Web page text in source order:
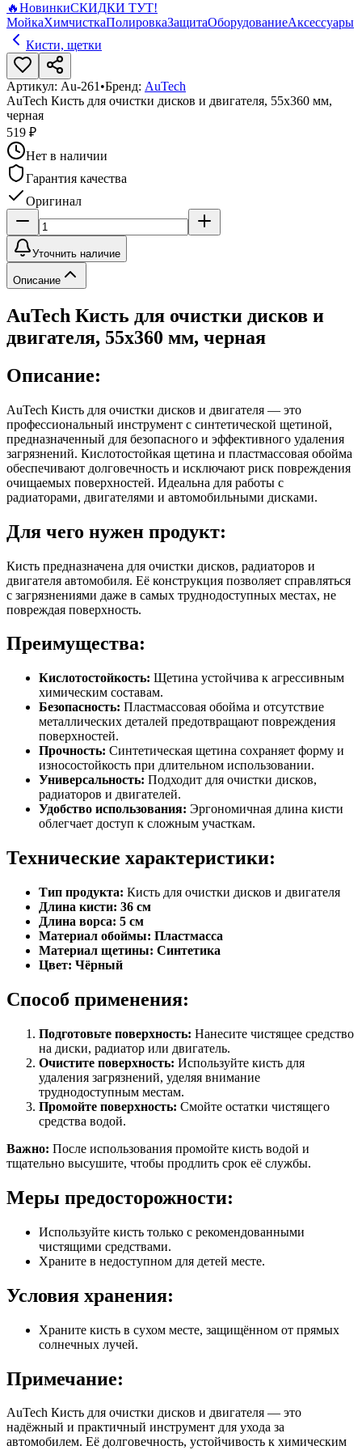
🔥НовинкиСКИДКИ ТУТ!
МойкаХимчисткаПолировкаЗащитаОборудованиеАксессуары
Кисти, щетки
Артикул: Au-261 •Бренд: AuTech
AuTech Кисть для очистки дисков и двигателя, 55x360 мм,
черная
519 ₽
Нет в наличии
Гарантия качества
Оригинал
Уточнить наличие
Описание
AuTech Кисть для очистки дисков и
двигателя, 55x360 мм, черная
Описание:
AuTech Кисть для очистки дисков и двигателя — это
профессиональный инструмент с синтетической щетиной,
предназначенный для безопасного и эффективного удаления
загрязнений. Кислотостойкая щетина и пластмассовая обойма
обеспечивают долговечность и исключают риск повреждения
очищаемых поверхностей. Идеальна для работы с
радиаторами, двигателями и автомобильными дисками.
Для чего нужен продукт:
Кисть предназначена для очистки дисков, радиаторов и
двигателя автомобиля. Её конструкция позволяет справляться
с загрязнениями даже в самых труднодоступных местах, не
повреждая поверхность.
Преимущества:
Кислотостойкость: Щетина устойчива к агрессивным
химическим составам.
Безопасность: Пластмассовая обойма и отсутствие
металлических деталей предотвращают повреждения
поверхностей.
Прочность: Синтетическая щетина сохраняет форму и
износостойкость при длительном использовании.
Универсальность: Подходит для очистки дисков,
радиаторов и двигателей.
Удобство использования: Эргономичная длина кисти
облегчает доступ к сложным участкам.
Технические характеристики:
Тип продукта: Кисть для очистки дисков и двигателя
Длина кисти: 36 см
Длина ворса: 5 см
Материал обоймы: Пластмасса
Материал щетины: Синтетика
Цвет: Чёрный
Способ применения:
Подготовьте поверхность: Нанесите чистящее средство
на диски, радиатор или двигатель.
Очистите поверхность: Используйте кисть для
удаления загрязнений, уделяя внимание
труднодоступным местам.
Промойте поверхность: Смойте остатки чистящего
средства водой.
Важно: После использования промойте кисть водой и
тщательно высушите, чтобы продлить срок её службы.
Меры предосторожности:
Используйте кисть только с рекомендованными
чистящими средствами.
Храните в недоступном для детей месте.
Условия хранения:
Храните кисть в сухом месте, защищённом от прямых
солнечных лучей.
Примечание:
AuTech Кисть для очистки дисков и двигателя — это
надёжный и практичный инструмент для ухода за
автомобилем. Её долговечность, устойчивость к химическим